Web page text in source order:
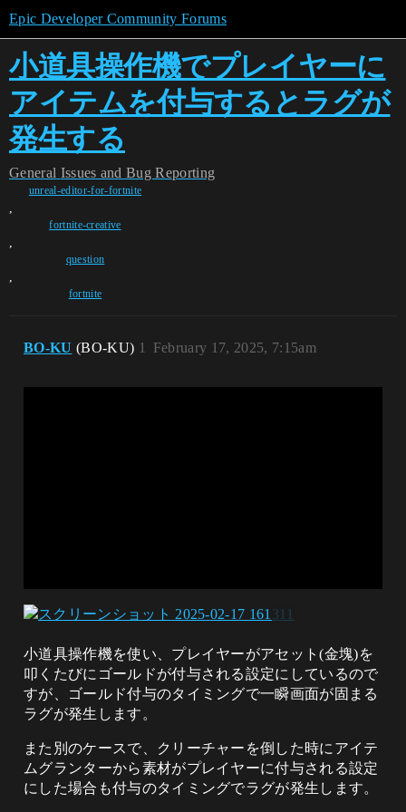
Epic Developer Community Forums
小道具操作機でプレイヤーに
アイテムを付与するとラグが
発生する
General Issues and Bug Reporting
unreal-editor-for-fortnite
,
fortnite-creative
,
question
,
fortnite
BO-KU (BO-KU) February 17, 2025, 7:15am
1
小道具操作機を使い、プレイヤーがアセット(金塊)を
叩くたびにゴールドが付与される設定にしているので
すが、ゴールド付与のタイミングで一瞬画面が固まる
ラグが発生します。
また別のケースで、クリーチャーを倒した時にアイテ
ムグランターから素材がプレイヤーに付与される設定
にした場合も付与のタイミングでラグが発生します。